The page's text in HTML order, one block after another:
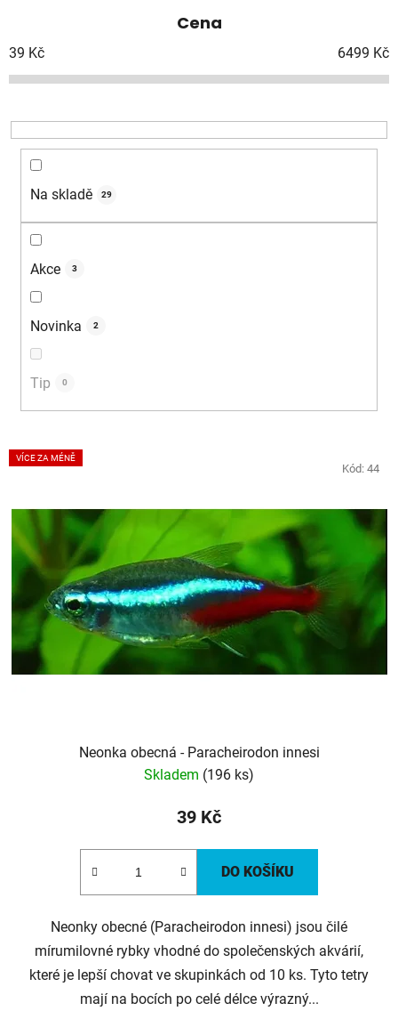
í
p
o
d
Cena
39 Kč 6499 Kč
Na skladě 29
Akce 3
Novinka 2
Tip 0
V
ý
i
s
p
r
o
d
u
k
VÍCE ZA MÉNĚ
Neonka obecná - Paracheirodon innesi
Skladem (196 ks)
39 Kč
DO KOŠÍKU
Neonky obecné (Paracheirodon innesi) jsou čilé
mírumilovné rybky vhodné do společenských akvárií,
které je lepší chovat ve skupinkách od 10 ks. Tyto tetry
mají na bocích po celé délce výrazný...
Kód: 44